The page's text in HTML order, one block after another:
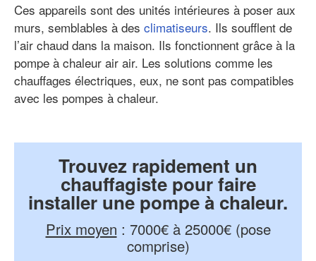
Ces appareils sont des unités intérieures à poser aux
murs, semblables à des climatiseurs. Ils soufflent de
l’air chaud dans la maison. Ils fonctionnent grâce à la
pompe à chaleur air air. Les solutions comme les
chauffages électriques, eux, ne sont pas compatibles
avec les pompes à chaleur.
Trouvez rapidement un
chauffagiste pour faire
installer une pompe à chaleur.
Prix moyen : 7000€ à 25000€ (pose
comprise)